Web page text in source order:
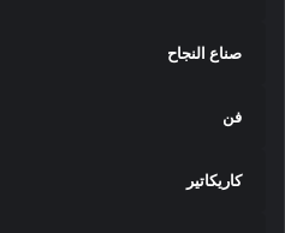
صناع النجاح
فن
كاريكاتير